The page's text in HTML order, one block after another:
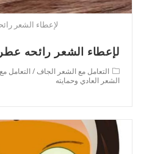
لإعطاء الشعر
لإعطاء الشعر رائحه
Post
category:
التعامل مع الشعر الجاف / التعامل
الشعر العادي وحمايته